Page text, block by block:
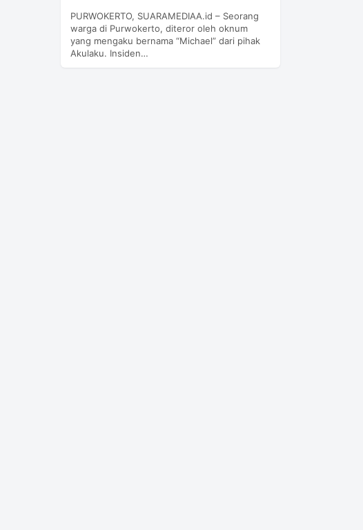
PURWOKERTO, SUARAMEDIAA.id – Seorang
warga di Purwokerto, diteror oleh oknum
yang mengaku bernama “Michael” dari pihak
Akulaku. Insiden…